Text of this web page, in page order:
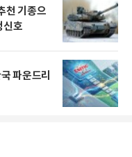
천 기종으
신호
파운드리